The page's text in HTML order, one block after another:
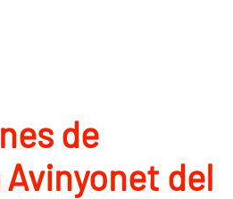
de
del